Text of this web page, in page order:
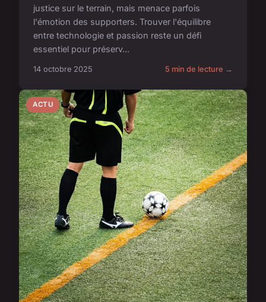
justice sur le terrain, mais menace parfois
l'émotion des supporters. Trouver l'équilibre
entre technologie et passion reste un défi
essentiel pour préserv...
14 octobre 2025 5 min de lecture →
ACTU